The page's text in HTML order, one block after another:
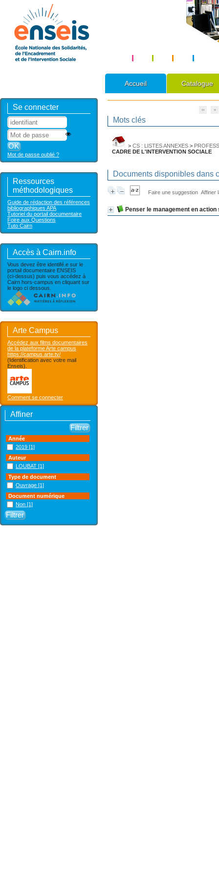
Accueil Catalogue
Se connecter
Mot de passe oublié ?
Ressources
méthodologiques
Guide de rédaction des références
bibliographiques APA
Tutoriel du portail documentaire
Foire aux Questions
Tuto Cairn
Accès à Cairn.info
Vous devez être identifé.e sur le
portail documentaire ENSEIS
(ci-dessus) puis vous accédez à
Cairn hors-campus en cliquant sur
le logo ci dessous.
Arte Campus
Accédez aux films documentaires
de la plateforme Arte campus
https://campus.arte.tv/
(Identification avec votre mail
Enseis).
Comment se connecter
Affiner
Année
2019 [1]
Auteur
LOUBAT [1]
Type de document
Ouvrage [1]
Document numérique
Non [1]
Mots clés
> CS : LISTES ANNEXES >
CADRE DE L'INTERVENTION SOCIALE
Documents disponibles dans
Faire une suggestion Affiner
Penser le management en